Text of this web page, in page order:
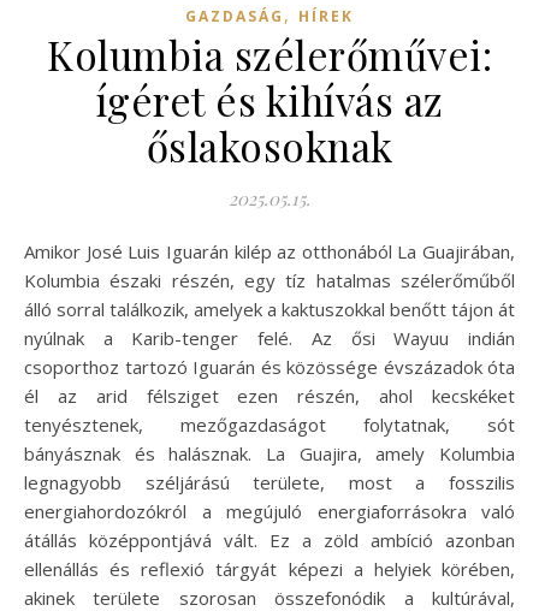
GAZDASÁG , HÍREK
Kolumbia szélerőművei:
ígéret és kihívás az
őslakosoknak
2025.05.15.
Amikor José Luis Iguarán kilép az otthonából La Guajirában,
Kolumbia északi részén, egy tíz hatalmas szélerőműből
álló sorral találkozik, amelyek a kaktuszokkal benőtt tájon át
nyúlnak a Karib-tenger felé. Az ősi Wayuu indián
csoporthoz tartozó Iguarán és közössége évszázadok óta
él az arid félsziget ezen részén, ahol kecskéket
tenyésztenek, mezőgazdaságot folytatnak, sót
bányásznak és halásznak. La Guajira, amely Kolumbia
legnagyobb széljárású területe, most a fosszilis
energiahordozókról a megújuló energiaforrásokra való
átállás középpontjává vált. Ez a zöld ambíció azonban
ellenállás és reflexió tárgyát képezi a helyiek körében,
akinek területe szorosan összefonódik a kultúrával,